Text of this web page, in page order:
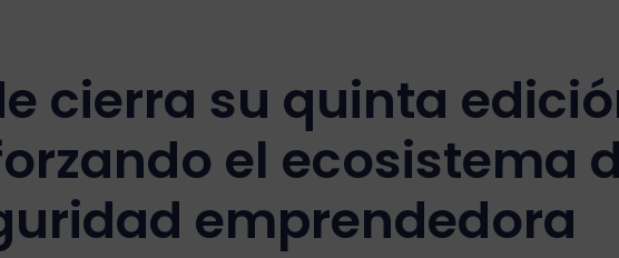
cierra su quinta
el ecosistema
emprendedora